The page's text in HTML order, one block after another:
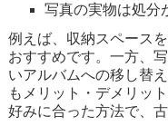
写真の実物は処分
例えば、収納スペース
おすすめです。一方、
いアルバムへの移し替
もメリット・デメリッ
好みに合った方法で、